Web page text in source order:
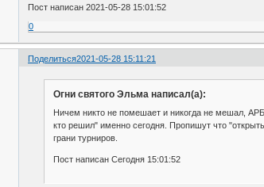
Пост написан 2021-05-28 15:01:52
0
Поделиться2021-05-28 15:11:21
Огни святого Эльма написал(а):
Ничем никто не помешает и никогда не мешал,
кто решил" именно сегодня. Пропишут что
грани турниров.
Пост написан Сегодня 15:01:52